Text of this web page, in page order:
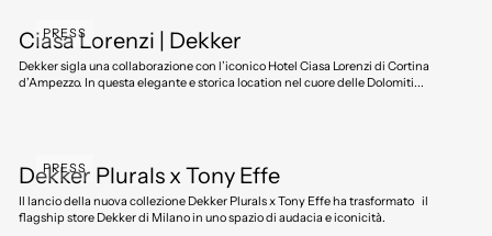
PRESS
Ciasa Lorenzi | Dekker
Dekker sigla una collaborazione con l’iconico Hotel Ciasa Lorenzi di Cortina
d’Ampezzo. In questa elegante e storica location nel cuore delle Dolomiti...
PRESS
Dekker Plurals x Tony Effe
Il lancio della nuova collezione Dekker Plurals x Tony Effe ha trasformato il
flagship store Dekker di Milano in uno spazio di audacia e iconicità.